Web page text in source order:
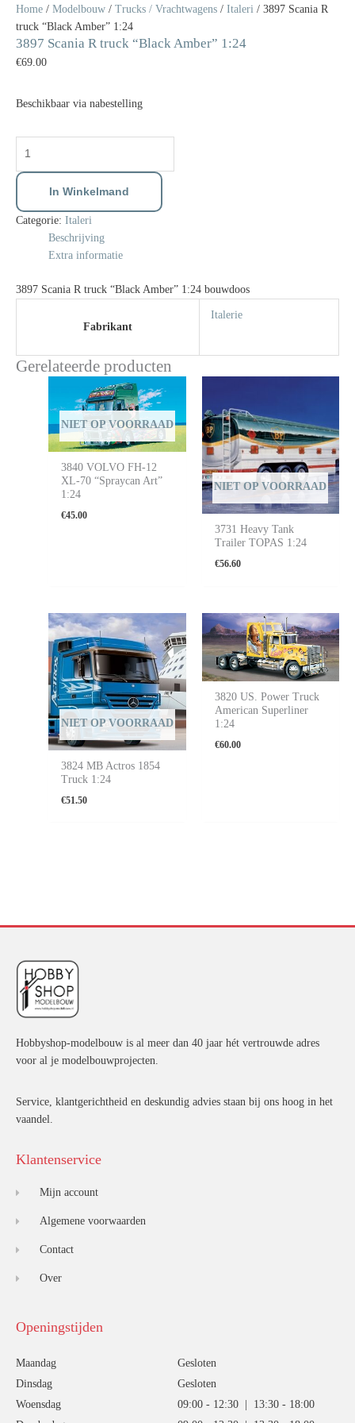
Home / Modelbouw / Trucks / Vrachtwagens / Italeri / 3897 Scania R
truck “Black Amber” 1:24
3897 Scania R truck “Black Amber” 1:24
€69.00
Beschikbaar via nabestelling
In Winkelmand
Categorie: Italeri
Beschrijving
Extra informatie
3897 Scania R truck “Black Amber” 1:24 bouwdoos
Fabrikant
Italerie
Gerelateerde producten
NIET OP VOORRAAD
3840 VOLVO FH-12
XL-70 “Spraycan Art”
1:24
€45.00
NIET OP VOORRAAD
3731 Heavy Tank
Trailer TOPAS 1:24
€56.60
NIET OP VOORRAAD
3824 MB Actros 1854
Truck 1:24
€51.50
3820 US. Power Truck
American Superliner
1:24
€60.00
Hobbyshop-modelbouw is al meer dan 40 jaar hét vertrouwde adres
voor al je modelbouwprojecten.
Service, klantgerichtheid en deskundig advies staan bij ons hoog in het
vaandel.
Klantenservice
Mijn account
Algemene voorwaarden
Contact
Over
Openingstijden
Maandag
Gesloten
Dinsdag
Gesloten
Woensdag
09:00 - 12:30 | 13:30 - 18:00